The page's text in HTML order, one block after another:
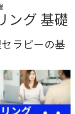
ング 基礎
ラピーの基